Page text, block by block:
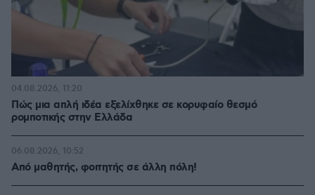
Πώς μια απλή ιδέα εξελίχθηκε σε κορυφαίο θεσμό
ρομποτικής στην Ελλάδα
04.08.2026, 11:20
Από μαθητής, φοιτητής σε άλλη πόλη!
06.08.2026, 10:52